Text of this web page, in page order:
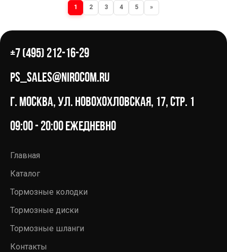
1 2 3 4 5 »
+7 (495) 212-16-29
ps_sales@nirocom.ru
г. Москва, ул. Новохохловская, 17, стр. 1
09:00 - 20:00 ежедневно
Главная
Каталог
Тормозные колодки
Тормозные диски
Тормозные шланги
Контакты